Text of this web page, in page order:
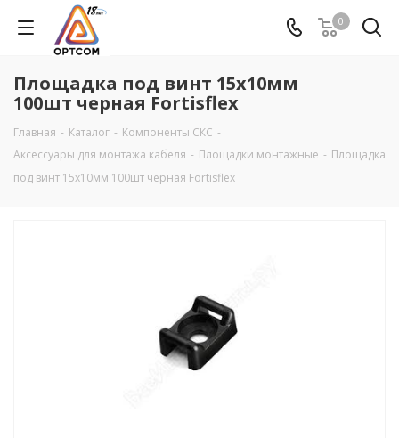
0
Площадка под винт 15х10мм
100шт черная Fortisflex
Главная - Каталог - Компоненты СКС -
Аксеcсуары для монтажа кабеля - Площадки монтажные - Площадка
под винт 15х10мм 100шт черная Fortisflex